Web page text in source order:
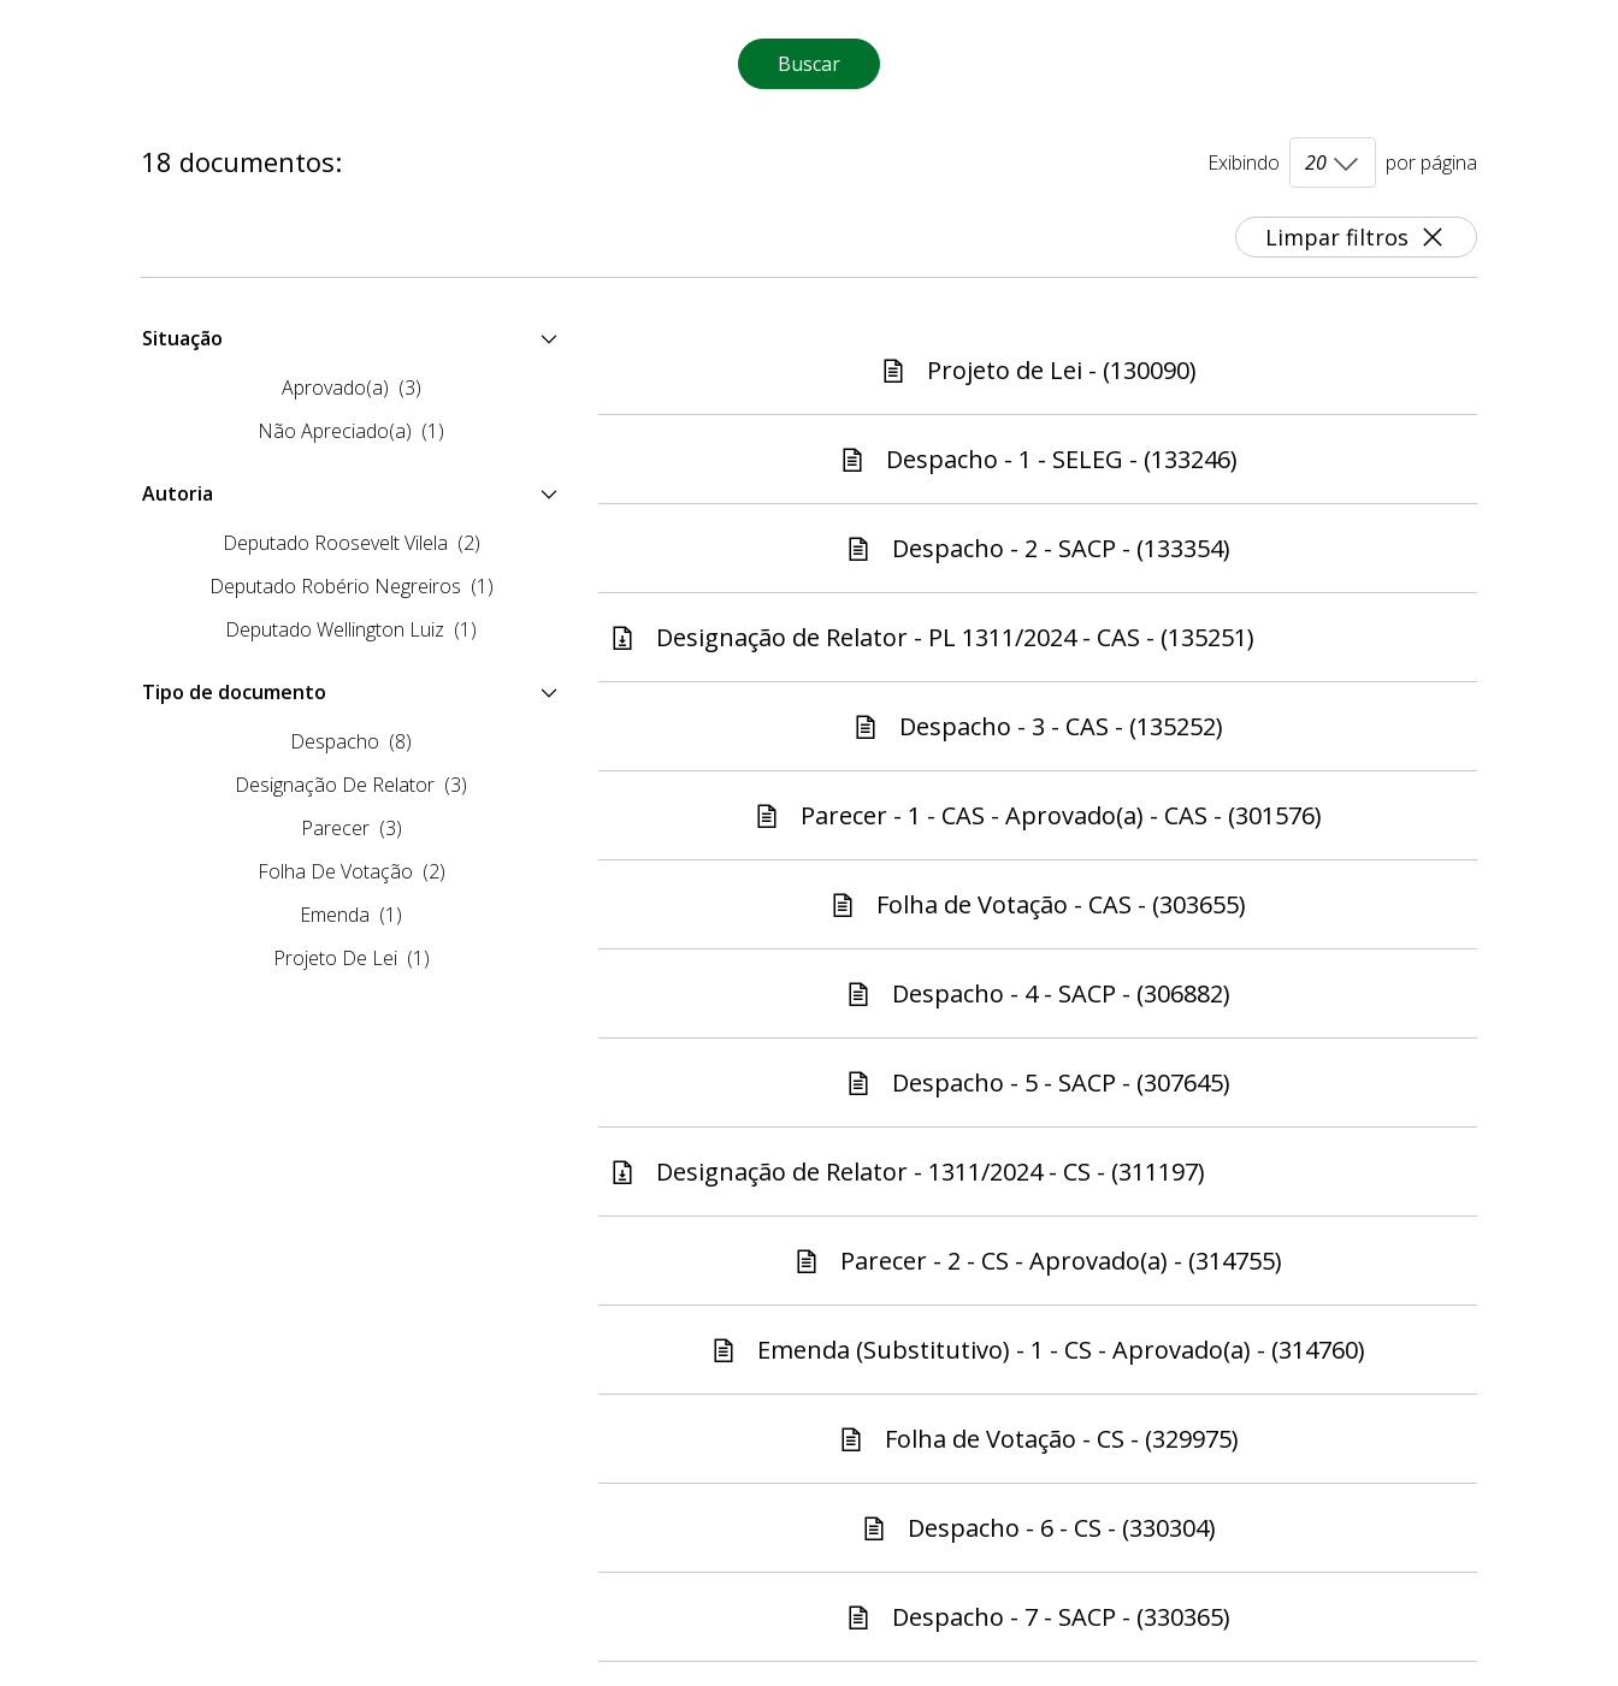
Buscar
Limpar filtros
18 documentos: Exibindo por página
Situação
Aprovado(a) (3)
Não Apreciado(a) (1)
Autoria
Deputado Roosevelt Vilela (2)
Deputado Robério Negreiros (1)
Deputado Wellington Luiz (1)
Tipo de documento
Despacho (8)
Designação De Relator (3)
Parecer (3)
Folha De Votação (2)
Emenda (1)
Projeto De Lei (1)
Projeto de Lei - (130090)
Despacho - 1 - SELEG - (133246)
Despacho - 2 - SACP - (133354)
Designação de Relator - PL 1311/2024 - CAS - (135251)
Despacho - 3 - CAS - (135252)
Parecer - 1 - CAS - Aprovado(a) - CAS - (301576)
Folha de Votação - CAS - (303655)
Despacho - 4 - SACP - (306882)
Despacho - 5 - SACP - (307645)
Designação de Relator - 1311/2024 - CS - (311197)
Parecer - 2 - CS - Aprovado(a) - (314755)
Emenda (Substitutivo) - 1 - CS - Aprovado(a) - (314760)
Folha de Votação - CS - (329975)
Despacho - 6 - CS - (330304)
Despacho - 7 - SACP - (330365)